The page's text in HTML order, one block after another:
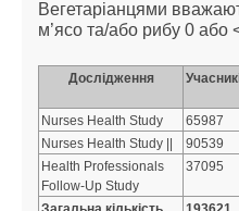
Вегетаріанцями
м’ясо та/або рибу 0 або
Дослідження
Nurses Health Study
65987
Nurses Health Study ||
90539
Health Professionals
Follow-Up Study
37095